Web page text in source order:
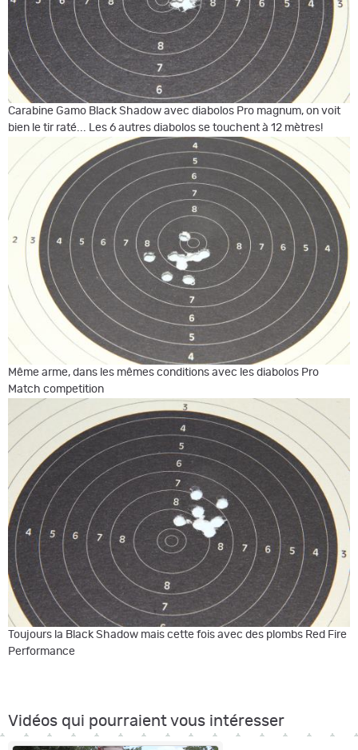
Carabine Gamo Black Shadow avec diabolos Pro magnum, on voit
bien le tir raté... Les 6 autres diabolos se touchent à 12 mètres!
Même arme, dans les mêmes conditions avec les diabolos Pro
Match competition
Toujours la Black Shadow mais cette fois avec des plombs Red Fire
Performance
Vidéos qui pourraient vous intéresser